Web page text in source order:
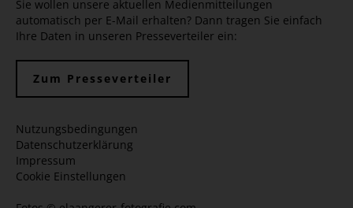
Sie wollen unsere aktuellen Medienmitteilungen
automatisch per E-Mail erhalten? Dann tragen Sie einfach
Ihre Daten in unseren Presseverteiler ein:
Zum Presseverteiler
Nutzungsbedingungen
Datenschutzerklärung
Impressum
Cookie Einstellungen